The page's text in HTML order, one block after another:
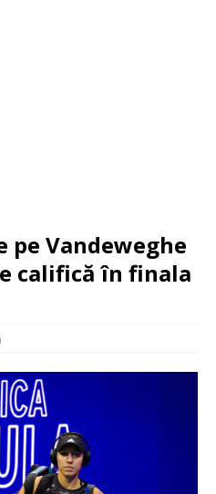
pe Vandeweghe
califică în finala